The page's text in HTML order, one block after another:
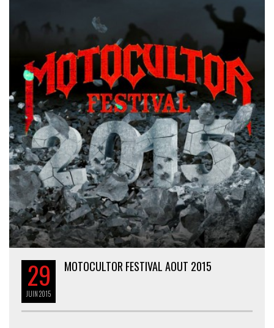
29
JUIN2015
MOTOCULTOR FESTIVAL AOUT 2015